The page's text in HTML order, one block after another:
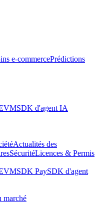
e-commercePrédictions
SDK d'agent IA
Actualités des
SécuritéLicences & Permis
SDK PaySDK d'agent
marché